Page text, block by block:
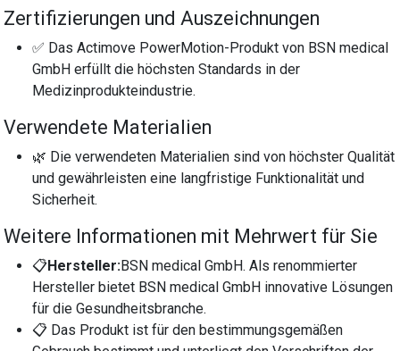
Zertifizierungen und Auszeichnungen
✅ Das Actimove PowerMotion-Produkt von BSN medical
GmbH erfüllt die höchsten Standards in der
Medizinprodukteindustrie.
Verwendete Materialien
🌿 Die verwendeten Materialien sind von höchster Qualität
und gewährleisten eine langfristige Funktionalität und
Sicherheit.
Weitere Informationen mit Mehrwert für Sie
📋Hersteller:BSN medical GmbH. Als renommierter
Hersteller bietet BSN medical GmbH innovative Lösungen
für die Gesundheitsbranche.
📋 Das Produkt ist für den bestimmungsgemäßen